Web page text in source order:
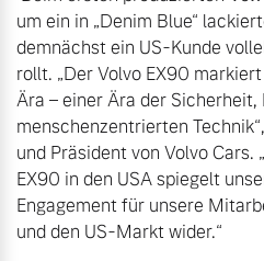
um ein in „Denim Blue“
demnächst ein US-Kunde
rollt. „Der Volvo EX90
Ära – einer Ära der
menschenzentrierten
und Präsident von Volvo Cars.
EX90 in den USA spiegelt
Engagement für unsere